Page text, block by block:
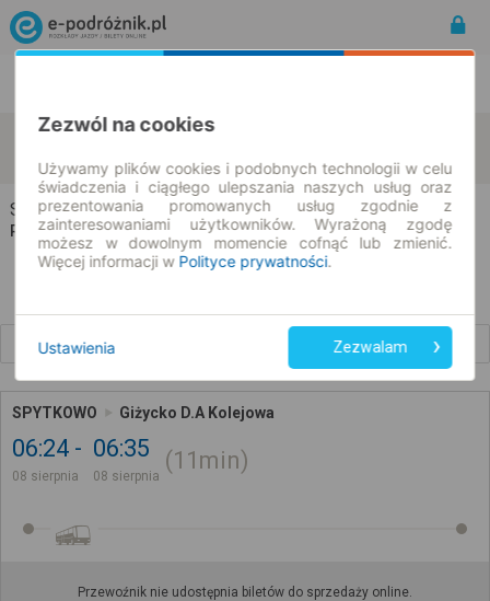
Spytkowo
Giżycko
08.08.2026 | -- : --
Spytkowo → Giżycko
Rozkład jazdy i bilety
SPYTKOWO Giżycko D.A Kolejowa
06:24
08 sierpnia
06:35
08 sierpnia
11min
Przewoźnik nie udostępnia biletów do sprzedaży online.
Zezwól na cookies
Używamy plików cookies i podobnych technologii w celu
świadczenia i ciągłego ulepszania naszych usług oraz
prezentowania promowanych usług zgodnie z
zainteresowaniami użytkowników. Wyrażoną zgodę
możesz w dowolnym momencie cofnąć lub zmienić.
Więcej informacji w Polityce prywatności.
Ustawienia Zezwalam